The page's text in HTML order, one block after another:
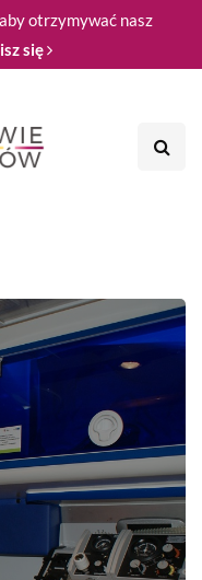
otrzymywać nasz
się